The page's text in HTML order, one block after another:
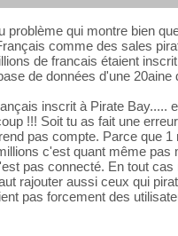
problème qui montre bien
comme des sales
de francais étaient
de données d'une 20aine
inscrit à Pirate Bay.....
!!! Soit tu as fait une
pas compte. Parce que 1
c'est quant même pas
pas connecté. En tout cas
rajouter aussi ceux qui
pas forcement des